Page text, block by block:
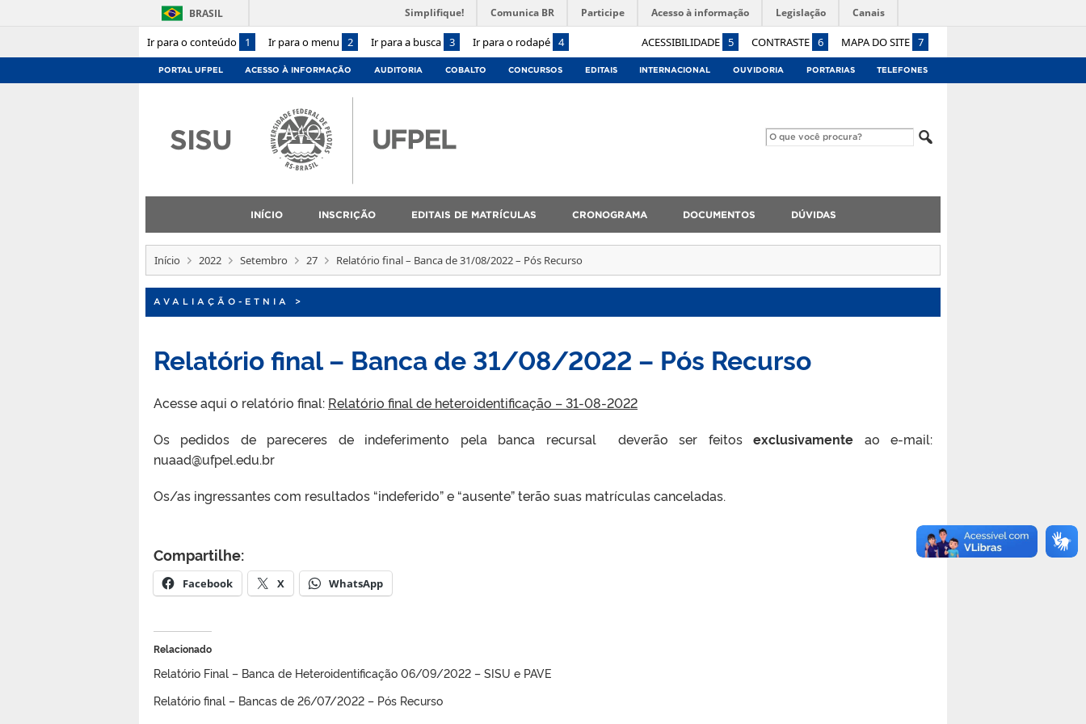
Ir para o conteúdo 1 Ir para o menu 2 Ir para a busca 3 Ir para o rodapé 4 ACESSIBILIDADE 5 CONTRASTE 6 MAPA DO SITE 7
BRASIL Simplifique! Comunica BR Participe Acesso à informação Legislação Canais
PORTAL UFPEL ACESSO À INFORMAÇÃO AUDITORIA COBALTO CONCURSOS EDITAIS INTERNACIONAL OUVIDORIA PORTARIAS TELEFONES
SISU
INÍCIO INSCRIÇÃO EDITAIS DE MATRÍCULAS CRONOGRAMA DOCUMENTOS DÚVIDAS
Início 2022 Setembro 27 Relatório final – Banca de 31/08/2022 – Pós Recurso
AVALIAÇÃO-ETNIA >
Relatório final – Banca de 31/08/2022 – Pós Recurso
Acesse aqui o relatório final: Relatório final de heteroidentificação – 31-08-2022
Os pedidos de pareceres de indeferimento pela banca recursal deverão ser feitosexclusivamente ao e-mail:
nuaad@ufpel.edu.br
Os/as ingressantes com resultados “indeferido” e “ausente” terão suas matrículas canceladas.
Compartilhe:
Facebook X WhatsApp
Relacionado
Relatório Final – Banca de Heteroidentificação 06/09/2022 – SISU e PAVE
Relatório final – Bancas de 26/07/2022 – Pós Recurso